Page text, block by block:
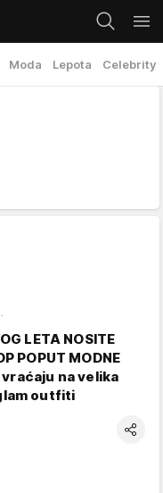
Moda Lepota Celebrity
LETA NOSITE
POPUT MODNE
vraćaju na velika
outfiti